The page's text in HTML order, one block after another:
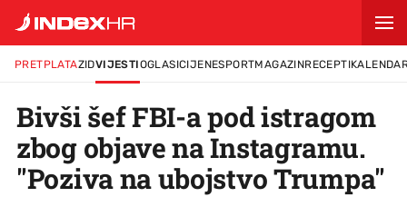
PRETPLATAZIDVIJESTIOGLASICIJENESPORTMAGAZINRECEPTI
Bivši šef FBI-a pod istragom
zbog objave na Instagramu.
"Poziva na ubojstvo Trumpa"